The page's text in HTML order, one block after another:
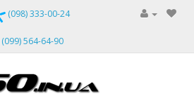
(098) 333-00-24
(099) 564-64-90